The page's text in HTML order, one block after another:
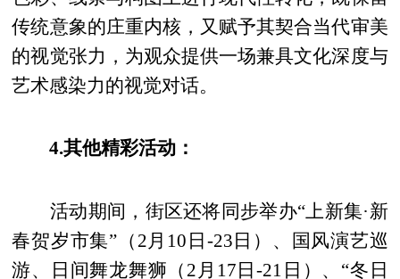
传统意象的庄重内核，又赋予其契合当代审美
的视觉张力，为观众提供一场兼具文化深度与
艺术感染力的视觉对话。
4.其他精彩活动：
活动期间，街区还将同步举办“上新集·新
春贺岁市集”（2月10日-23日）、国风演艺巡
游、日间舞龙舞狮（2月17日-21日）、“冬日